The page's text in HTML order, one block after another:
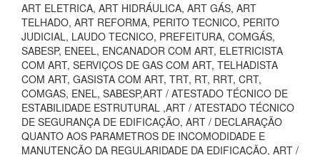
ART ELETRICA, ART HIDRÁULICA, ART GÁS, ART
TELHADO, ART REFORMA, PERITO TECNICO, PERITO
JUDICIAL, LAUDO TECNICO, PREFEITURA, COMGÁS,
SABESP, ENEEL, ENCANADOR COM ART, ELETRICISTA
COM ART, SERVIÇOS DE GAS COM ART, TELHADISTA
COM ART, GASISTA COM ART, TRT, RT, RRT, CRT,
COMGAS, ENEL, SABESP,ART / ATESTADO TÉCNICO DE
ESTABILIDADE ESTRUTURAL ,ART / ATESTADO TÉCNICO
DE SEGURANÇA DE EDIFICAÇÃO, ART / DECLARAÇÃO
QUANTO AOS PARAMETROS DE INCOMODIDADE E
MANUTENÇÃO DA REGULARIDADE DA EDIFICAÇÃO, ART /